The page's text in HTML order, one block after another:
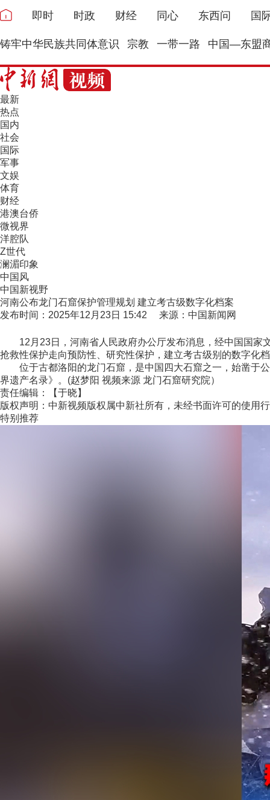
即时 时政 财经 同心 东西问 国
铸牢中华民族共同体意识 宗教 一带一路 中国—东盟
最新
热点
国内
社会
国际
军事
文娱
体育
财经
港澳台侨
微视界
洋腔队
Z世代
澜湄印象
中国风
中国新视野
河南公布龙门石窟保护管理规划 建立考古级数字化档案
发布时间：2025年12月23日 15:42 来源：中国新闻网
12月23日，河南省人民政府办公厅发布消息，经中国国家
抢救性保护走向预防性、研究性保护，建立考古级别的数字化
位于古都洛阳的龙门石窟，是中国四大石窟之一，始凿于公
界遗产名录》。(赵梦阳 视频来源 龙门石窟研究院）
责任编辑：【于晓】
版权声明：中新视频版权属中新社所有，未经书面许可的使用
特别推荐